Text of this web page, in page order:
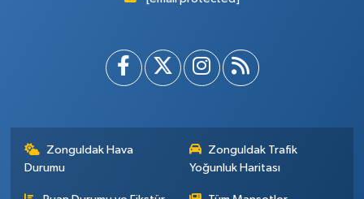
Zonguldak Hava
Durumu
Zonguldak Trafik
Yoğunluk Haritası